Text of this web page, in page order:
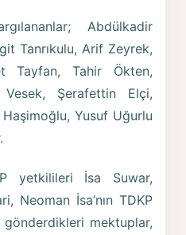
Abdülkadir
Tanrıkulu, Arif Zeyrek,
Tayfan, Tahir Ökten,
Şerafettin Elçi,
Yusuf Uğurlu
yetkilileri İsa Suwar,
Neoman İsa’nın TDKP
gönderdikleri mektuplar,